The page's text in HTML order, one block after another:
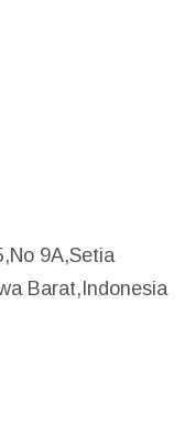
9A,Setia
Barat,Indonesia